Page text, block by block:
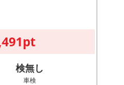
検無し
車検